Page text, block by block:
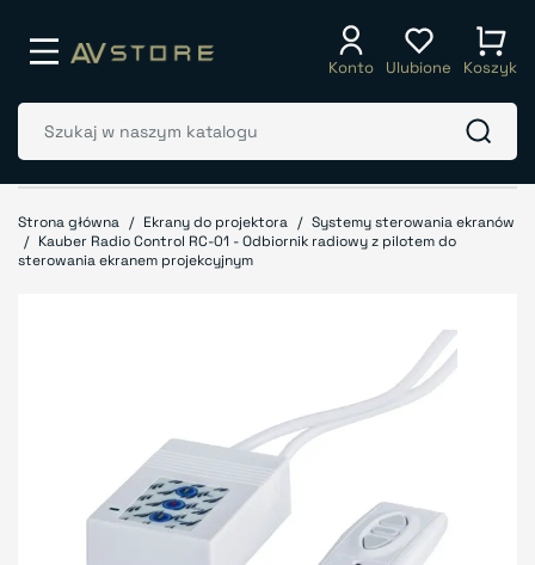
Konto Ulubione Koszyk
Strona główna Ekrany do projektora
Systemy sterowania ekranów
Kauber Radio Control RC-01 - Odbiornik radiowy z pilotem do
sterowania ekranem projekcyjnym